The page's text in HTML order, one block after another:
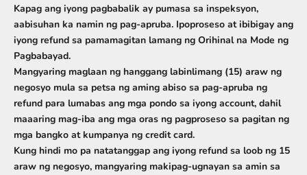
Kapag ang iyong pagbabalik ay pumasa sa inspeksyon,
aabisuhan ka namin ng pag-apruba. Ipoproseso at ibibigay ang
iyong refund sa pamamagitan lamang ng Orihinal na Mode ng
Pagbabayad.
Mangyaring maglaan ng hanggang labinlimang (15) araw ng
negosyo mula sa petsa ng aming abiso sa pag-apruba ng
refund para lumabas ang mga pondo sa iyong account, dahil
maaaring mag-iba ang mga oras ng pagproseso sa pagitan ng
mga bangko at kumpanya ng credit card.
Kung hindi mo pa natatanggap ang iyong refund sa loob ng 15
araw ng negosyo, mangyaring makipag-ugnayan sa amin sa